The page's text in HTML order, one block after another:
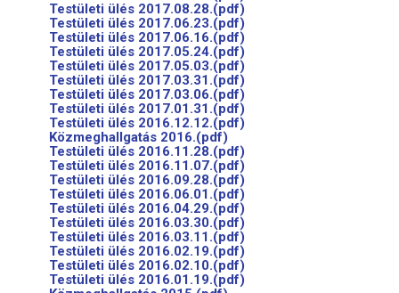
Testületi ülés 2017.08.28.(pdf)
Testületi ülés 2017.06.23.(pdf)
Testületi ülés 2017.06.16.(pdf)
Testületi ülés 2017.05.24.(pdf)
Testületi ülés 2017.05.03.(pdf)
Testületi ülés 2017.03.31.(pdf)
Testületi ülés 2017.03.06.(pdf)
Testületi ülés 2017.01.31.(pdf)
Testületi ülés 2016.12.12.(pdf)
Közmeghallgatás 2016.(pdf)
Testületi ülés 2016.11.28.(pdf)
Testületi ülés 2016.11.07.(pdf)
Testületi ülés 2016.09.28.(pdf)
Testületi ülés 2016.06.01.(pdf)
Testületi ülés 2016.04.29.(pdf)
Testületi ülés 2016.03.30.(pdf)
Testületi ülés 2016.03.11.(pdf)
Testületi ülés 2016.02.19.(pdf)
Testületi ülés 2016.02.10.(pdf)
Testületi ülés 2016.01.19.(pdf)